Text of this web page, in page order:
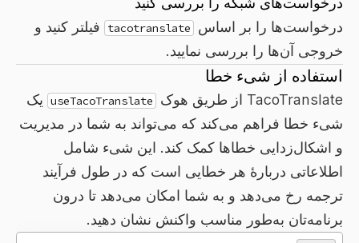
درخواست‌ها را بر اساس
tacotranslate فیلتر کنید و
خروجی آن‌ها را بررسی نمایید.
استفاده از شیء خطا
TacoTranslate از طریق هوک useTacoTranslate یک
شیء خطا فراهم می‌کند که می‌تواند به شما در مدیریت
و اشکال‌زدایی خطاها کمک کند. این شیء شامل
اطلاعاتی دربارهٔ هر خطایی است که در طول فرآیند
ترجمه رخ می‌دهد و به شما امکان می‌دهد تا درون
برنامه‌تان به‌طور مناسب واکنش نشان دهید.